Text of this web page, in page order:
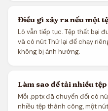
Điều gì xảy ra nếu một
Lô vẫn tiếp tục. Tệp thất bại
và có nút Thử lại để chạy
không bị ảnh hưởng.
Làm sao để tải nhiều
Mỗi .pptx đã chuyển đổi có
nhiều tệp thành công, một